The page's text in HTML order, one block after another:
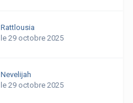
Rattlousia
le 29 octobre 2025
Nevelijah
le 29 octobre 2025